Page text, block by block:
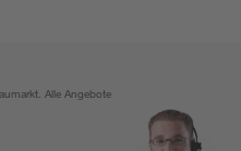
Alle Angebote